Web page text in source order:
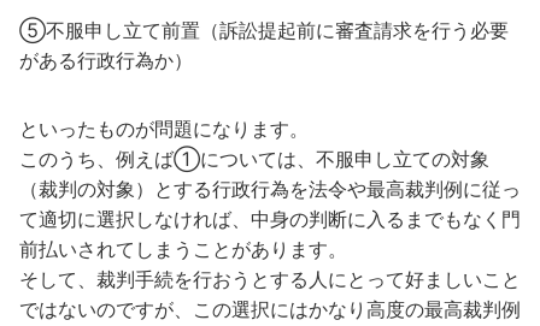
⑤不服申し立て前置（訴訟提起前に審査請求を行う必要
がある行政行為か）
といったものが問題になります。
このうち、例えば①については、不服申し立ての対象
（裁判の対象）とする行政行為を法令や最高裁判例に従っ
て適切に選択しなければ、中身の判断に入るまでもなく門
前払いされてしまうことがあります。
そして、裁判手続を行おうとする人にとって好ましいこと
ではないのですが、この選択にはかなり高度の最高裁判例